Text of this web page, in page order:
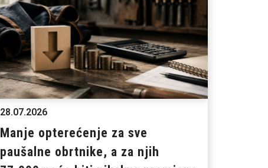
28.07.2026
Manje opterećenje za sve
paušalne obrtnike, a za njih